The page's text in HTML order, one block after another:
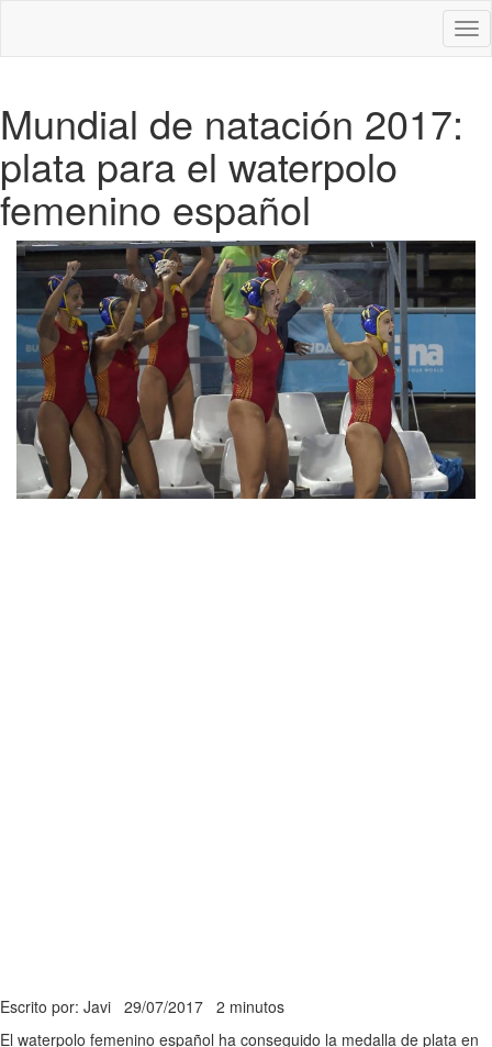
Mundial de natación 2017:
plata para el waterpolo
femenino español
Escrito por: Javi 29/07/2017 2 minutos
El waterpolo femenino español ha conseguido la medalla de plata en